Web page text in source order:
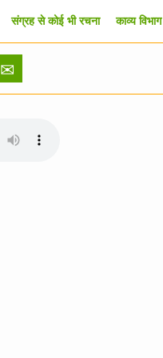
संग्रह से कोई भी रचना काव्य विभाग
✉